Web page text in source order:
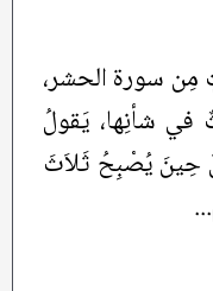
مِن سورة الحشر،
في شأنِها، يَقولُ
حِينَ يُصْبِحُ ثَلاَثَ